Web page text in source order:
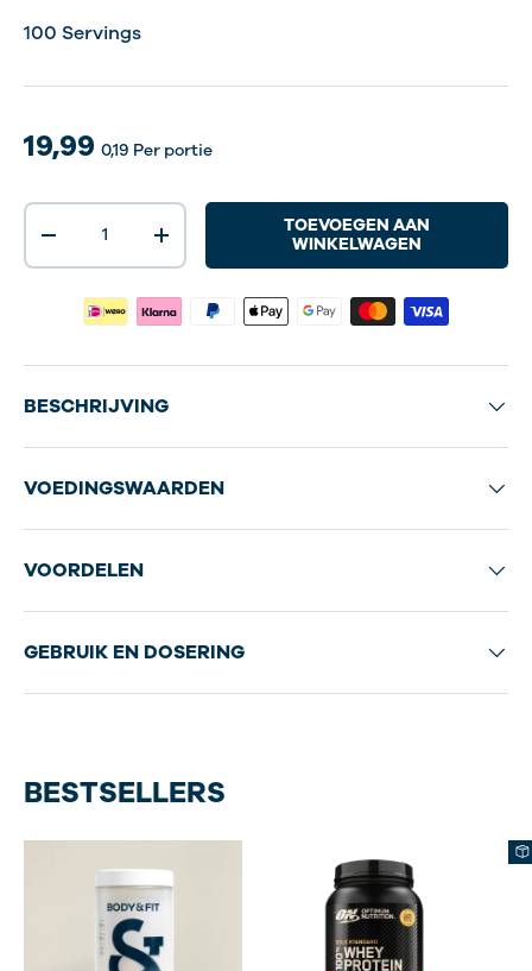
100 Servings
19,99 0,19 Per portie
Aantal
-
+
TOEVOEGEN AAN
WINKELWAGEN
BESCHRIJVING
VOEDINGSWAARDEN
VOORDELEN
GEBRUIK EN DOSERING
BESTSELLERS